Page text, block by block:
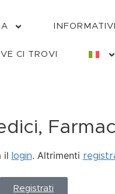
CI TROVI
il login. Altrimenti
Registrati